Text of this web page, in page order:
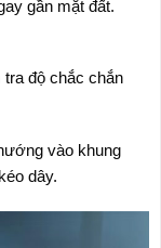
gần mặt đất.
độ chắc chắn
vào khung
dây.